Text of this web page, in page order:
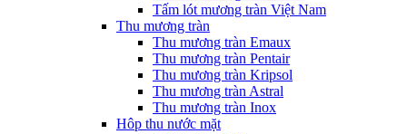
Tấm lót mương tràn Việt Nam
Thu mương tràn
Thu mương tràn Emaux
Thu mương tràn Pentair
Thu mương tràn Kripsol
Thu mương tràn Astral
Thu mương tràn Inox
Hôp thu nước mặt